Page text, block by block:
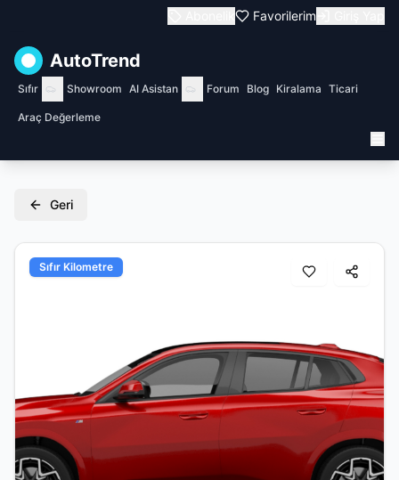
Favorilerim
AutoTrend
Sıfır Showroom AI Asistan Forum Blog Kiralama Ticari
Araç Değerleme
Geri
Sıfır Kilometre